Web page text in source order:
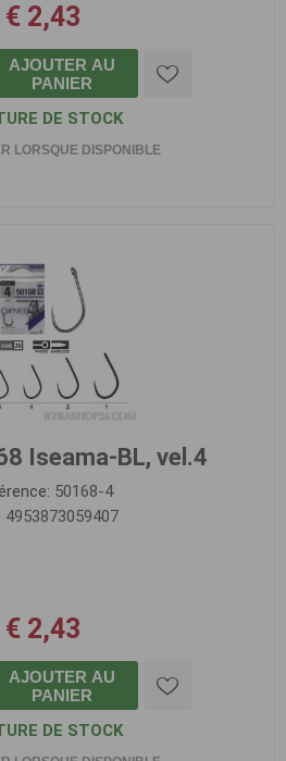
€ 2,43
AJOUTER AU
PANIER
DE STOCK
LORSQUE DISPONIBLE
Iseama-BL, vel.4
50168-4
4953873059407
€ 2,43
AJOUTER AU
PANIER
DE STOCK